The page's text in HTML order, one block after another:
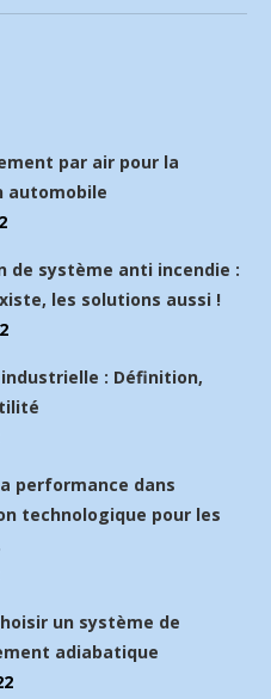
par air pour la
automobile
de système anti incendie :
les solutions aussi !
industrielle : Définition,
performance dans
technologique pour les
un système de
adiabatique